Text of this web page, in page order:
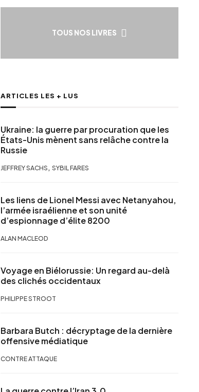
TOUS NOS LIVRES
ARTICLES LES + LUS
Ukraine: la guerre par procuration que les
États-Unis mènent sans relâche contre la
Russie
JEFFREY SACHS , SYBIL FARES
Les liens de Lionel Messi avec Netanyahou,
l’armée israélienne et son unité
d’espionnage d’élite 8200
ALAN MACLEOD
Voyage en Biélorussie: Un regard au-delà
des clichés occidentaux
PHILIPPE STROOT
Barbara Butch : décryptage de la dernière
offensive médiatique
CONTRE ATTAQUE